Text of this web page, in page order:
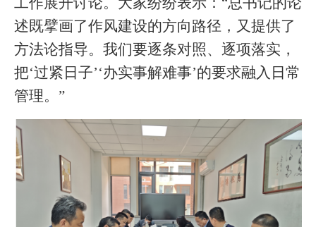
述既擘画了作风建设的方向路径，又提供了
方法论指导。我们要逐条对照、逐项落实，
把‘过紧日子’‘办实事解难事’的要求融入日常
管理。”